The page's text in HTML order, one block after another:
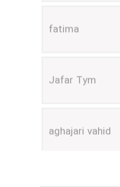
Jafar Tym
aghajari vahid
Poubakhtiari